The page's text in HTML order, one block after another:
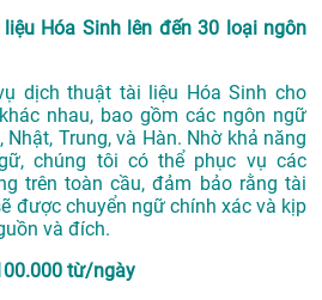
Hóa Sinh lên đến 30 loại ngôn
dịch thuật tài liệu Hóa Sinh cho
nhau, bao gồm các ngôn ngữ
Trung, và Hàn. Nhờ khả năng
chúng tôi có thể phục vụ các
trên toàn cầu, đảm bảo rằng tài
được chuyển ngữ chính xác và kịp
và đích.
từ/ngày